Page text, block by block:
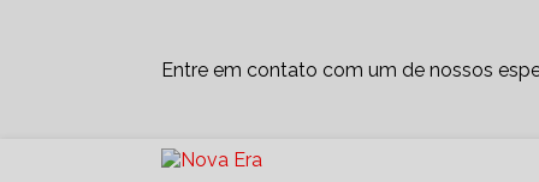
Entre em contato com um de nossos